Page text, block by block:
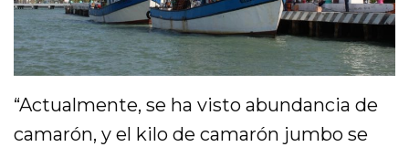
“Actualmente, se ha visto abundancia de
camarón, y el kilo de camarón jumbo se